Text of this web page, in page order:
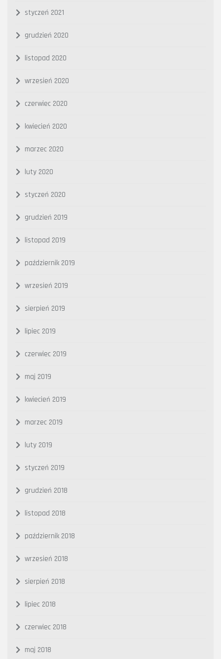
styczeń 2021
grudzień 2020
listopad 2020
wrzesień 2020
czerwiec 2020
kwiecień 2020
marzec 2020
luty 2020
styczeń 2020
grudzień 2019
listopad 2019
październik 2019
wrzesień 2019
sierpień 2019
lipiec 2019
czerwiec 2019
maj 2019
kwiecień 2019
marzec 2019
luty 2019
styczeń 2019
grudzień 2018
listopad 2018
październik 2018
wrzesień 2018
sierpień 2018
lipiec 2018
czerwiec 2018
maj 2018